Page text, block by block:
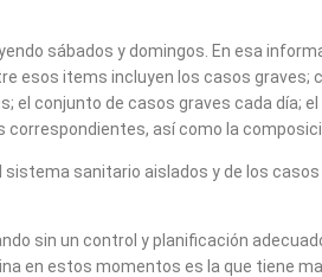
sábados y domingos. En esa
esos items incluyen los casos
conjunto de casos graves cada día;
correspondientes, así como la
sanitario aislados y de los
sin un control y planificación
en estos momentos es la que tiene